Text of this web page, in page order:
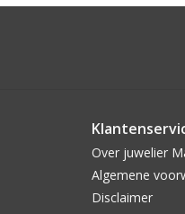
Over juwelier
Algemene
Disclaimer